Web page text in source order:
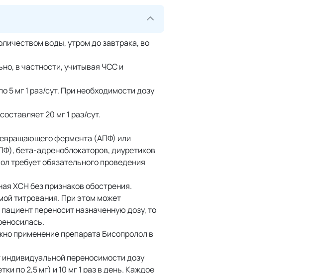
воды, утром до завтрака, во
в частности, учитывая ЧСС и
5 мг 1 раз/сут. При необходимости дозу
20 мг 1 раз/сут.
фермента (АПФ) или
бета-адреноблокаторов, диуретиков
требует обязательного проведения
ХСН без признаков обострения.
титрования. При этом может
переносит назначенную дозу, то
применение препарата Бисопролол в
переносимости дозу
по 2,5 мг) и 10 мг 1 раз в день. Каждое